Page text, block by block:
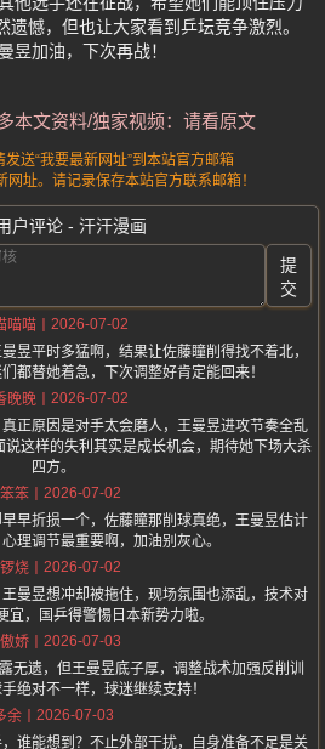
憾，但也让大家看到乒坛竞争激烈。
昱加油，下次再战！
本文资料/独家视频：请看原文
送“我要最新网址”到本站官方邮箱
址。请记录保存本站官方联系邮箱！
户评论 - 汗汗漫画
提
交
喵喵
2026-07-02
昱平时多猛啊，结果让佐藤瞳削得找不着北，
都替她着急，下次调整好肯定能回来！
晚晚
2026-07-02
正原因是对手太会磨人，王曼昱进攻节奏全乱
说这样的失利其实是成长机会，期待她下场大杀
四方。
笨
2026-07-02
早折损一个，佐藤瞳那削球真绝，王曼昱估计
理调节最重要啊，加油别灰心。
烧
2026-07-02
曼昱想冲却被拖住，现场氛围也添乱，技术对
宜，国乒得警惕日本新势力啦。
娇
2026-07-03
无遗，但王曼昱底子厚，调整战术加强反削训
绝对不一样，球迷继续支持！
余
2026-07-03
谁能想到？不止外部干扰，自身准备不足是关